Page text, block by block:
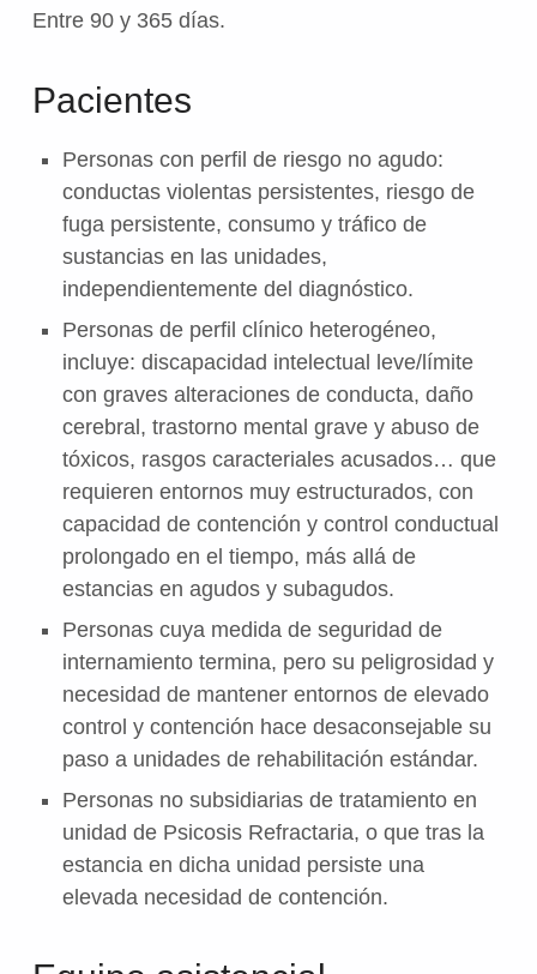
Entre 90 y 365 días.
Pacientes
Personas con perfil de riesgo no agudo:
conductas violentas persistentes, riesgo de
fuga persistente, consumo y tráfico de
sustancias en las unidades,
independientemente del diagnóstico.
Personas de perfil clínico heterogéneo,
incluye: discapacidad intelectual leve/límite
con graves alteraciones de conducta, daño
cerebral, trastorno mental grave y abuso de
tóxicos, rasgos caracteriales acusados… que
requieren entornos muy estructurados, con
capacidad de contención y control conductual
prolongado en el tiempo, más allá de
estancias en agudos y subagudos.
Personas cuya medida de seguridad de
internamiento termina, pero su peligrosidad y
necesidad de mantener entornos de elevado
control y contención hace desaconsejable su
paso a unidades de rehabilitación estándar.
Personas no subsidiarias de tratamiento en
unidad de Psicosis Refractaria, o que tras la
estancia en dicha unidad persiste una
elevada necesidad de contención.